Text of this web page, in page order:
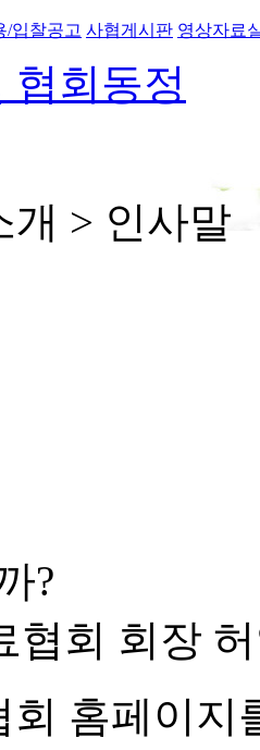
/입찰공고 사협게시판 영상자료
협회동정
개 > 인사말
?
협회 회장
회 홈페이